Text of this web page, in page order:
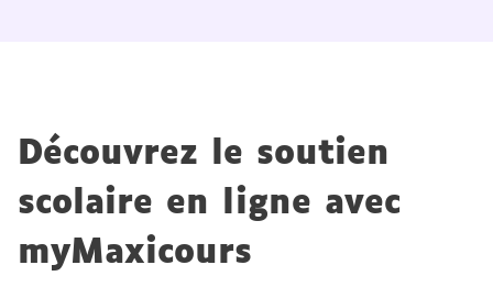
Découvrez le soutien
scolaire en ligne avec
myMaxicours